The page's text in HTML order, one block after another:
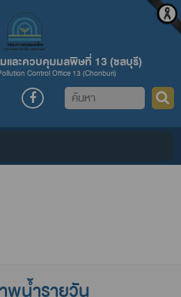
และควบคุมมลพิษที่ 13 (ชลบุรี)
Control Office 13 (Chonburi)
ค้นหา
น้ำรายวัน